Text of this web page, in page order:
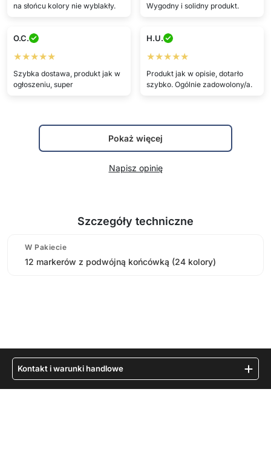
na słońcu kolory nie wyblakły.
Wygodny i solidny produkt.
O.C.
★★★★★
Szybka dostawa, produkt jak w
ogłoszeniu, super
H.U.
★★★★★
Produkt jak w opisie, dotarło
szybko. Ogólnie zadowolony/a.
Pokaż więcej
Napisz opinię
Szczegóły techniczne
W Pakiecie
12 markerów z podwójną końcówką (24 kolory)
Kontakt i warunki handlowe